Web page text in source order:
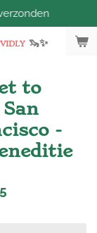
🦦✨
to
-